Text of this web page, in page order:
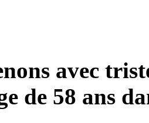
avec
de 58 ans